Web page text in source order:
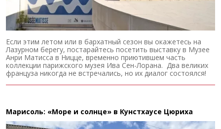
Если этим летом или в бархатный сезон вы окажетесь на
Лазурном берегу, постарайтесь посетить выставку в Музее
Анри Матисса в Ницце, временно приютившем часть
коллекции парижского музея Ива Сен-Лорана. Два великих
француза никогда не встречались, но их диалог состоялся!
Марисоль: «Море и солнце» в Кунстхаусе Цюриха